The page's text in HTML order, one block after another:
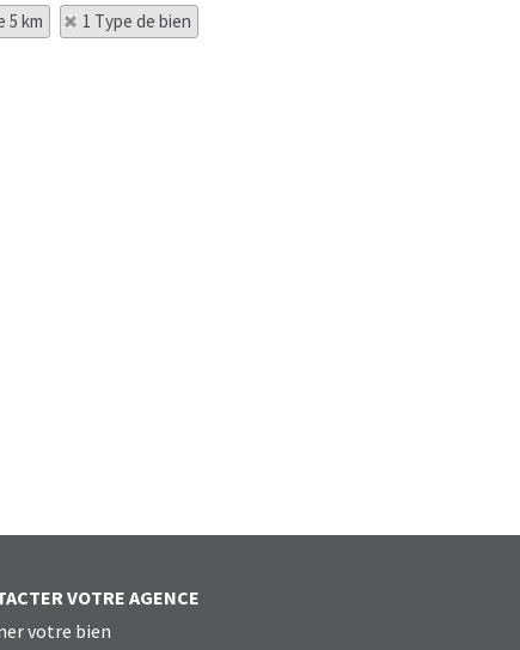
5 km
1 Type de bien
VOTRE AGENCE
votre bien